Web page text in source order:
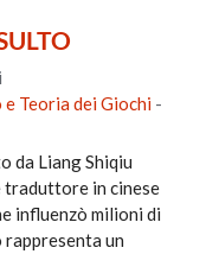
Teoria dei Giochi -
da Liang Shiqiu
traduttore in cinese
influenzò milioni di
rappresenta un